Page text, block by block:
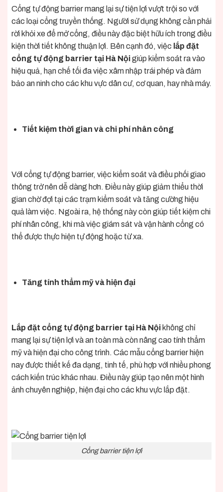
Cổng tự động barrier mang lại sự tiện lợi vượt trội so với
các loại cổng truyền thống. Người sử dụng không cần phải
rời khỏi xe để mở cổng, điều này đặc biệt hữu ích trong điều
kiện thời tiết không thuận lợi. Bên cạnh đó, việc lắp đặt
cổng tự động barrier tại Hà Nộigiúp kiểm soát ra vào
hiệu quả, hạn chế tối đa việc xâm nhập trái phép và đảm
bảo an ninh cho các khu vực dân cư, cơ quan, hay nhà máy.
Tiết kiệm thời gian và chi phí nhân công
Với cổng tự động barrier, việc kiểm soát và điều phối giao
thông trở nên dễ dàng hơn. Điều này giúp giảm thiểu thời
gian chờ đợi tại các trạm kiểm soát và tăng cường hiệu
quả làm việc. Ngoài ra, hệ thống này còn giúp tiết kiệm chi
phí nhân công, khi mà việc giám sát và vận hành cổng có
thể được thực hiện tự động hoặc từ xa.
Tăng tính thẩm mỹ và hiện đại
Lắp đặt cổng tự động barrier tại Hà Nội không chỉ
mang lại sự tiện lợi và an toàn mà còn nâng cao tính thẩm
mỹ và hiện đại cho công trình. Các mẫu cổng barrier hiện
nay được thiết kế đa dạng, tinh tế, phù hợp với nhiều phong
cách kiến trúc khác nhau. Điều này giúp tạo nên một hình
ảnh chuyên nghiệp, hiện đại cho các khu vực lắp đặt.
Cổng barrier tiện lợi